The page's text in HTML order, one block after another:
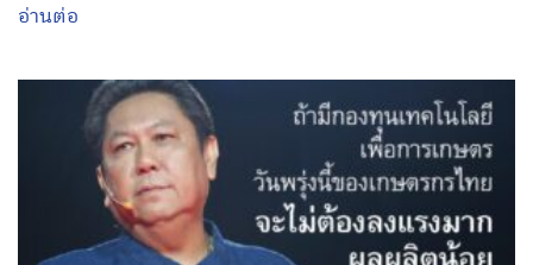
อ่านต่อ